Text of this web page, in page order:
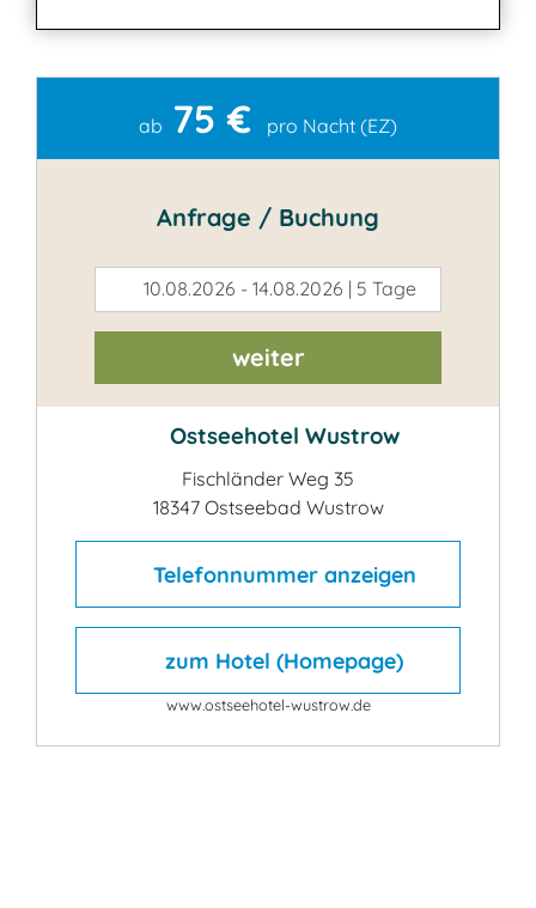
Kontakt
ab 75 € pro Nacht (EZ)
Anfrage / Buchung
10.08.2026 - 14.08.2026 | 5 Tage
weiter
Ostseehotel Wustrow
Fischländer Weg 35
18347 Ostseebad Wustrow
Telefonnummer anzeigen
zum Hotel (Homepage)
www.ostseehotel-wustrow.de